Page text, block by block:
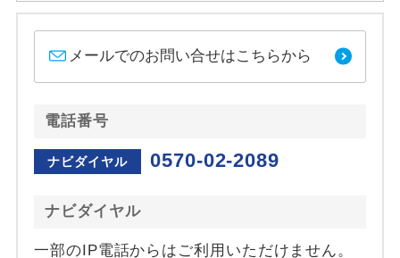
メールでのお問い合せはこちらから
電話番号
ナビダイヤル 0570-02-2089
ナビダイヤル
一部のIP電話からはご利用いただけません。